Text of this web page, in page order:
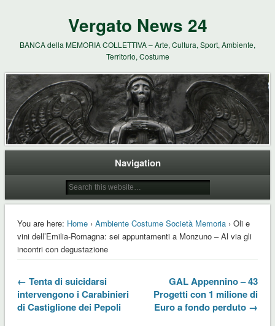
Vergato News 24
BANCA della MEMORIA COLLETTIVA – Arte, Cultura, Sport, Ambiente,
Territorio, Costume
Navigation
You are here: Home› Ambiente Costume Società Memoria› Oli e
vini dell’Emilia-Romagna: sei appuntamenti a Monzuno – Al via gli
incontri con degustazione
← Tenta di suicidarsi
intervengono i Carabinieri
di Castiglione dei Pepoli
GAL Appennino – 43
Progetti con 1 milione di
Euro a fondo perduto →